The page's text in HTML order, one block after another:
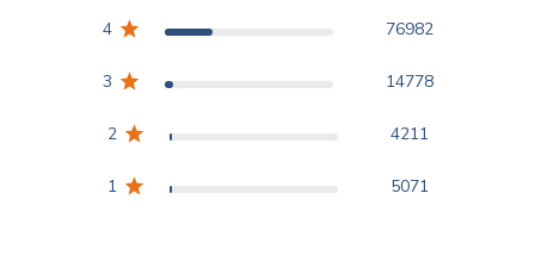
4 76982
3 14778
2 4211
1 5071